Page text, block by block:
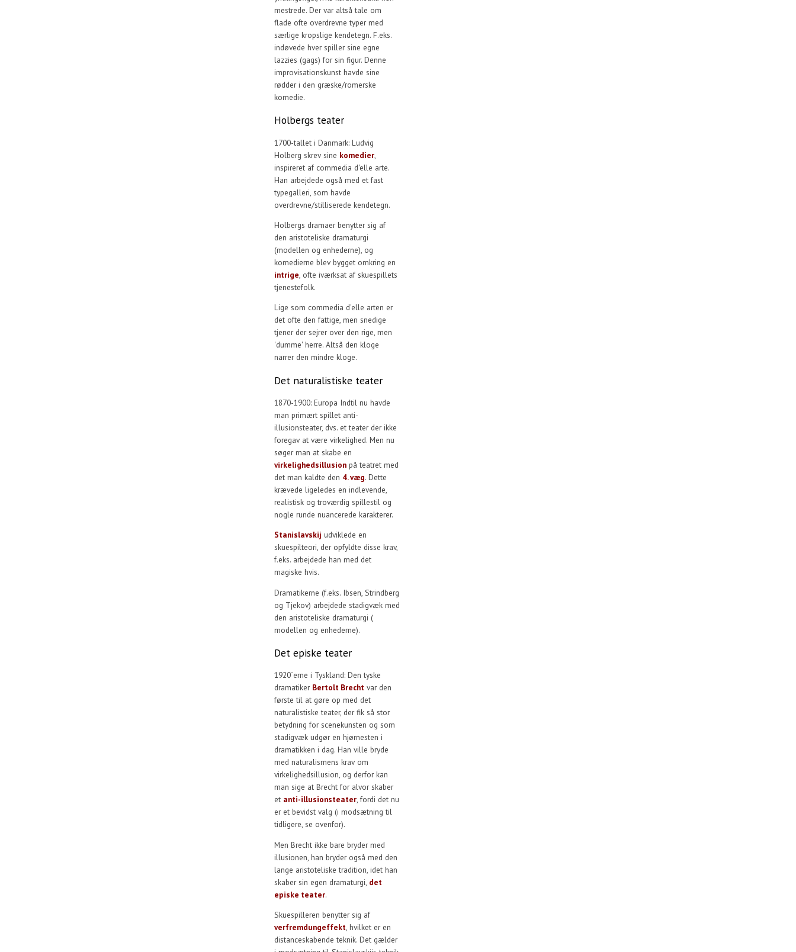
mestrede. Der var altså tale om
flade ofte overdrevne typer med
særlige kropslige kendetegn. F.eks.
indøvede hver spiller sine egne
lazzies (gags) for sin figur. Denne
improvisationskunst havde sine
rødder i den græske/romerske
komedie.
Holbergs teater
1700-tallet i Danmark: Ludvig
Holberg skrev sine komedier,
inspireret af commedia d'elle arte.
Han arbejdede også med et fast
typegalleri, som havde
overdrevne/stilliserede kendetegn.
Holbergs dramaer benytter sig af
den aristoteliske dramaturgi
(modellen og enhederne), og
komedierne blev bygget omkring en
intrige, ofte iværksat af skuespillets
tjenestefolk.
Lige som commedia d'elle arten er
det ofte den fattige, men snedige
tjener der sejrer over den rige, men
'dumme' herre. Altså den kloge
narrer den mindre kloge.
Det naturalistiske teater
1870-1900: Europa Indtil nu havde
man primært spillet anti-
illusionsteater, dvs. et teater der ikke
foregav at være virkelighed. Men nu
søger man at skabe en
virkelighedsillusion på teatret med
det man kaldte den 4. væg. Dette
krævede ligeledes en indlevende,
realistisk og troværdig spillestil og
nogle runde nuancerede karakterer.
Stanislavskij udviklede en
skuespilteori, der opfyldte disse krav,
f.eks. arbejdede han med det
magiske hvis.
Dramatikerne (f.eks. Ibsen, Strindberg
og Tjekov) arbejdede stadigvæk med
den aristoteliske dramaturgi (
modellen og enhederne).
Det episke teater
1920´erne i Tyskland: Den tyske
dramatiker Bertolt Brecht var den
første til at gøre op med det
naturalistiske teater, der fik så stor
betydning for scenekunsten og som
stadigvæk udgør en hjørnesten i
dramatikken i dag. Han ville bryde
med naturalismens krav om
virkelighedsillusion, og derfor kan
man sige at Brecht for alvor skaber
et anti-illusionsteater, fordi det nu
er et bevidst valg (i modsætning til
tidligere, se ovenfor).
Men Brecht ikke bare bryder med
illusionen, han bryder også med den
lange aristoteliske tradition, idet han
skaber sin egen dramaturgi, det
episke teater.
Skuespilleren benytter sig af
verfremdungeffekt, hvilket er en
distanceskabende teknik. Det gælder